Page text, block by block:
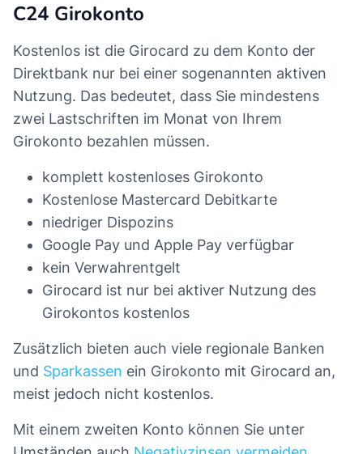
C24 Girokonto
Kostenlos ist die Girocard zu dem Konto der
Direktbank nur bei einer sogenannten aktiven
Nutzung. Das bedeutet, dass Sie mindestens
zwei Lastschriften im Monat von Ihrem
Girokonto bezahlen müssen.
komplett kostenloses Girokonto
Kostenlose Mastercard Debitkarte
niedriger Dispozins
Google Pay und Apple Pay verfügbar
kein Verwahrentgelt
Girocard ist nur bei aktiver Nutzung des
Girokontos kostenlos
Zusätzlich bieten auch viele regionale Banken
und Sparkassen ein Girokonto mit Girocard an,
meist jedoch nicht kostenlos.
Mit einem zweiten Konto können Sie unter